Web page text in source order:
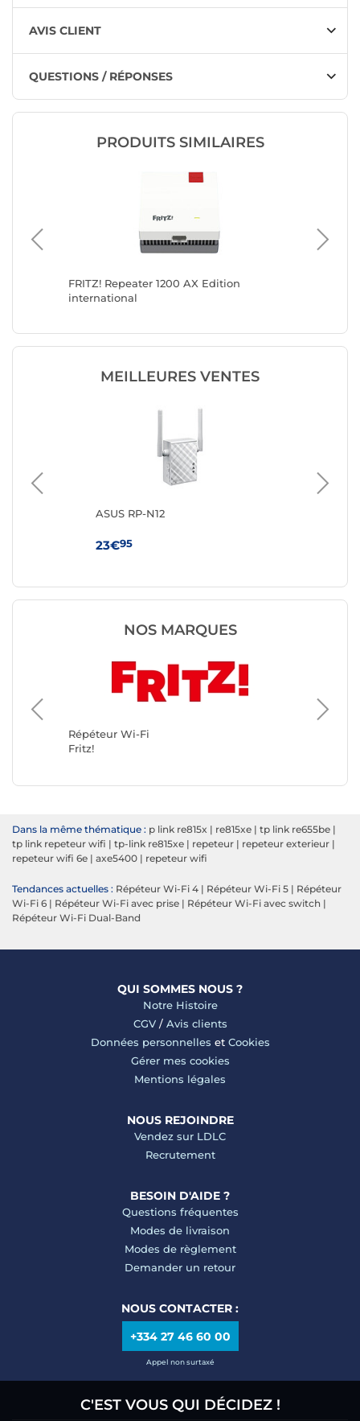
C'EST VOUS QUI DÉCIDEZ !
AVIS CLIENT
QUESTIONS / RÉPONSES
PRODUITS SIMILAIRES
FRITZ! Repeater 1200 AX Edition
international
MEILLEURES VENTES
ASUS RP-N12
23€95
NOS MARQUES
Répéteur Wi-Fi
Fritz!
Dans la même thématique : p link re815x | re815xe | tp link re655be |
tp link repeteur wifi | tp-link re815xe | repeteur | repeteur exterieur |
repeteur wifi 6e | axe5400 | repeteur wifi
Tendances actuelles : Répéteur Wi-Fi 4 | Répéteur Wi-Fi 5 | Répéteur
Wi-Fi 6 | Répéteur Wi-Fi avec prise | Répéteur Wi-Fi avec switch |
Répéteur Wi-Fi Dual-Band
QUI SOMMES NOUS ?
Notre Histoire
CGV/ Avis clients
Données personnelles et Cookies
Gérer mes cookies
Mentions légales
NOUS REJOINDRE
Vendez sur LDLC
Recrutement
BESOIN D'AIDE ?
Questions fréquentes
Modes de livraison
Modes de règlement
Demander un retour
NOUS CONTACTER :
+334 27 46 60 00
Appel non surtaxé